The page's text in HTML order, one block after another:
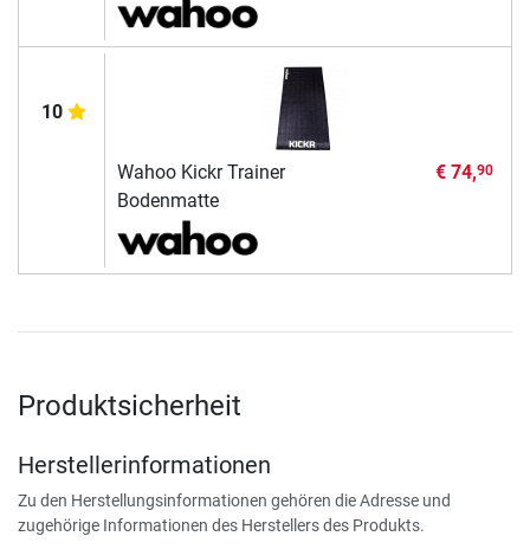
10
Wahoo Kickr Trainer
Bodenmatte
€ 74,90
Produktsicherheit
Herstellerinformationen
Zu den Herstellungsinformationen gehören die Adresse und
zugehörige Informationen des Herstellers des Produkts.